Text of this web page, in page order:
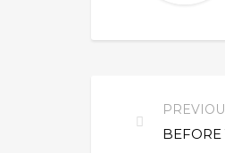
BEFORE